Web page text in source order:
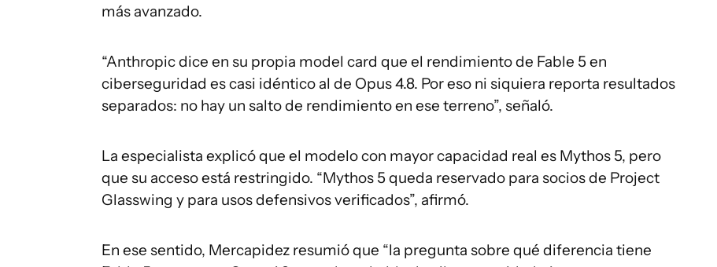
más avanzado.
“Anthropic dice en su propia model card que el rendimiento de Fable 5 en
ciberseguridad es casi idéntico al de Opus 4.8. Por eso ni siquiera reporta resultados
separados: no hay un salto de rendimiento en ese terreno”, señaló.
La especialista explicó que el modelo con mayor capacidad real es Mythos 5, pero
que su acceso está restringido. “Mythos 5 queda reservado para socios de Project
Glasswing y para usos defensivos verificados”, afirmó.
En ese sentido, Mercapidez resumió que “la pregunta sobre qué diferencia tiene